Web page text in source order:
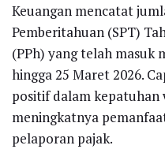
Keuangan mencatat
Pemberitahuan (SPT)
(PPh) yang telah masuk
hingga 25 Maret 2026.
positif dalam kepatuhan
meningkatnya
pelaporan pajak.